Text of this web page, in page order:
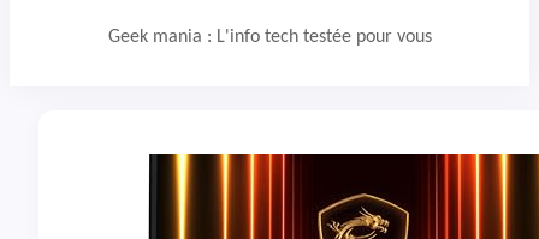
Geek mania : L'info tech testée pour vous